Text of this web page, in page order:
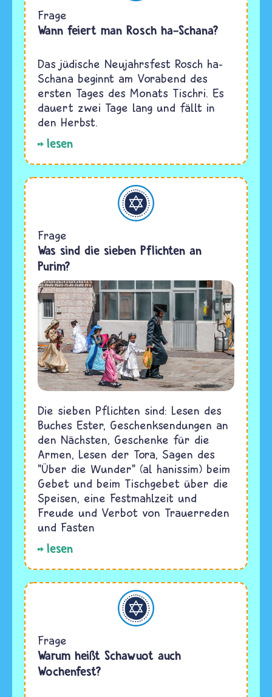
Frage
Wann feiert man Rosch ha-Schana?
Das jüdische Neujahrsfest Rosch ha-
Schana beginnt am Vorabend des
ersten Tages des Monats Tischri. Es
dauert zwei Tage lang und fällt in
den Herbst.
lesen
Judentum
Frage
Was sind die sieben Pflichten an
Purim?
Die sieben Pflichten sind: Lesen des
Buches Ester, Geschenksendungen an
den Nächsten, Geschenke für die
Armen, Lesen der Tora, Sagen des
"Über die Wunder" (al hanissim) beim
Gebet und beim Tischgebet über die
Speisen, eine Festmahlzeit und
Freude und Verbot von Trauerreden
und Fasten
lesen
Judentum
Frage
Warum heißt Schawuot auch
Wochenfest?